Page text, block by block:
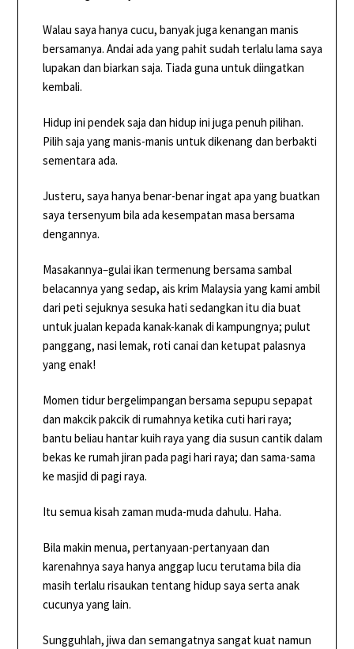
Walau saya hanya cucu, banyak juga kenangan manis
bersamanya. Andai ada yang pahit sudah terlalu lama saya
lupakan dan biarkan saja. Tiada guna untuk diingatkan
kembali.
Hidup ini pendek saja dan hidup ini juga penuh pilihan.
Pilih saja yang manis-manis untuk dikenang dan berbakti
sementara ada.
Justeru, saya hanya benar-benar ingat apa yang buatkan
saya tersenyum bila ada kesempatan masa bersama
dengannya.
Masakannya–gulai ikan termenung bersama sambal
belacannya yang sedap, ais krim Malaysia yang kami ambil
dari peti sejuknya sesuka hati sedangkan itu dia buat
untuk jualan kepada kanak-kanak di kampungnya; pulut
panggang, nasi lemak, roti canai dan ketupat palasnya
yang enak!
Momen tidur bergelimpangan bersama sepupu sepapat
dan makcik pakcik di rumahnya ketika cuti hari raya;
bantu beliau hantar kuih raya yang dia susun cantik dalam
bekas ke rumah jiran pada pagi hari raya; dan sama-sama
ke masjid di pagi raya.
Itu semua kisah zaman muda-muda dahulu. Haha.
Bila makin menua, pertanyaan-pertanyaan dan
karenahnya saya hanya anggap lucu terutama bila dia
masih terlalu risaukan tentang hidup saya serta anak
cucunya yang lain.
Sungguhlah, jiwa dan semangatnya sangat kuat namun